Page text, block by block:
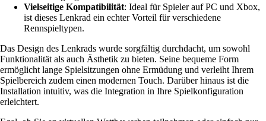
Vielseitige Kompatibilität: Ideal für Spieler auf PC und Xbox,
ist dieses Lenkrad ein echter Vorteil für verschiedene
Rennspieltypen.
Das Design des Lenkrads wurde sorgfältig durchdacht, um sowohl
Funktionalität als auch Ästhetik zu bieten. Seine bequeme Form
ermöglicht lange Spielsitzungen ohne Ermüdung und verleiht Ihrem
Spielbereich zudem einen modernen Touch. Darüber hinaus ist die
Installation intuitiv, was die Integration in Ihre Spielkonfiguration
erleichtert.